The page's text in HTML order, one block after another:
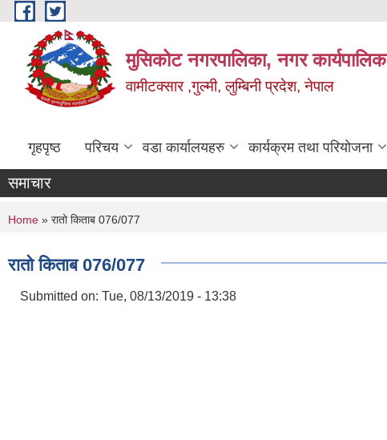
Skip to main content
मुसिकोट नगरपालिका, नगर
वामीटक्सार ,गुल्मी, लुम्बिनी प्रदेश, नेपाल
गृहपृष्ठ परिचय वडा कार्यालयहरु कार्यक्रम तथा परियोजना
समाचार
You are here
Home » रातो किताब 076/077
रातो किताब 076/077
Submitted on: Tue, 08/13/2019 - 13:38